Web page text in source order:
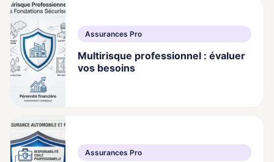
Assurances Pro
Multirisque professionnel : évaluer
vos besoins
Assurances Pro